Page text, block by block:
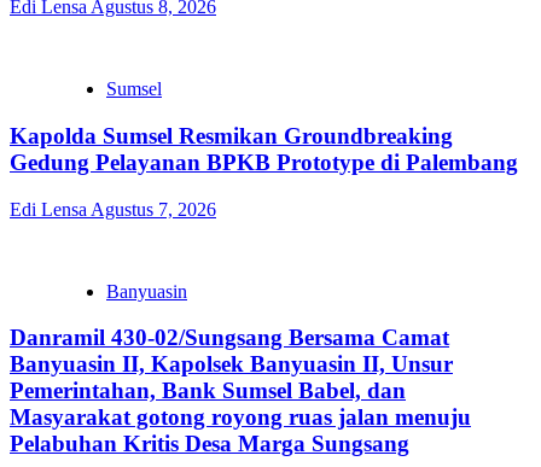
Edi Lensa Agustus 8, 2026
Sumsel
Kapolda Sumsel Resmikan Groundbreaking
Gedung Pelayanan BPKB Prototype di Palembang
Edi Lensa Agustus 7, 2026
Banyuasin
Danramil 430-02/Sungsang Bersama Camat
Banyuasin II, Kapolsek Banyuasin II, Unsur
Pemerintahan, Bank Sumsel Babel, dan
Masyarakat gotong royong ruas jalan menuju
Pelabuhan Kritis Desa Marga Sungsang